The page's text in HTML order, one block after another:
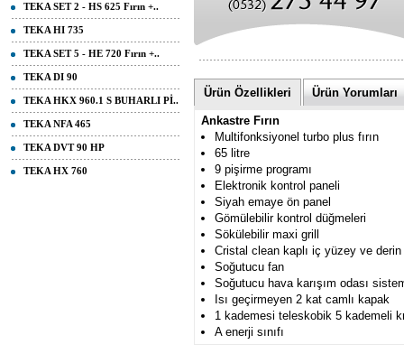
TEKA SET 2 - HS 625 Fırın +..
TEKA HI 735
TEKA SET 5 - HE 720 Fırın +..
TEKA DI 90
TEKA HKX 960.1 S BUHARLI Pİ..
TEKA NFA 465
TEKA DVT 90 HP
TEKA HX 760
Ürün Özellikleri Ürün Yorumları
Ankastre Fırın
Multifonksiyonel turbo plus fırın
65 litre
9 pişirme programı
Elektronik kontrol paneli
Siyah emaye ön panel
Gömülebilir kontrol düğmeleri
Sökülebilir maxi grill
Cristal clean kaplı iç yüzey ve
Soğutucu fan
Soğutucu hava karışım odası
Isı geçirmeyen 2 kat camlı kapak
1 kademesi teleskobik 5 kademeli
A enerji sınıfı